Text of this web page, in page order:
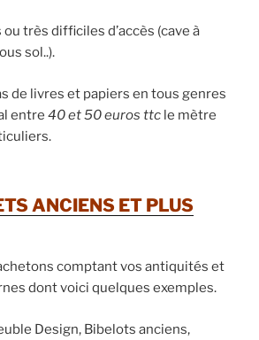
très difficiles d’accès (cave à
sol..).
de livres et papiers en tous genres
entre 40 et 50 euros ttc le mètre
ANCIENS ET PLUS
comptant vos antiquités et
dont voici quelques exemples.
Design, Bibelots anciens,